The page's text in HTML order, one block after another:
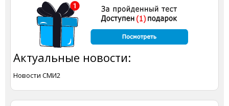
Актуальные новости:
Новости СМИ2